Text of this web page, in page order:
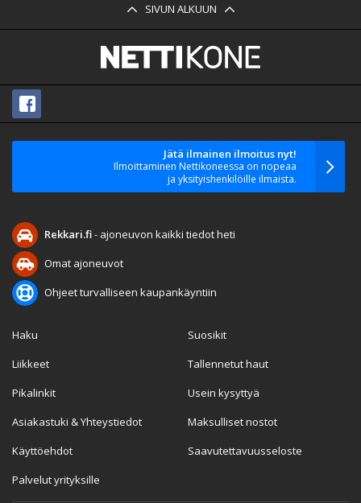
SIVUN ALKUUN
Jätä ilmainen ilmoitus nyt!
Ilmoittaminen Nettikoneessa on nopeaa
ja yksityishenkilöille ilmaista.
Rekkari.fi- ajoneuvon kaikki tiedot heti
Omat ajoneuvot
Ohjeet turvalliseen kaupankäyntiin
Haku
Liikkeet
Pikalinkit
Asiakastuki & Yhteystiedot
Käyttöehdot
Palvelut yrityksille
Suosikit
Tallennetut haut
Usein kysyttyä
Maksulliset nostot
Saavutettavuusseloste